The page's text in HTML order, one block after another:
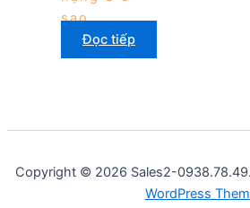
sao
Đọc tiếp
Copyright © 2026 Sales2-
WordPress